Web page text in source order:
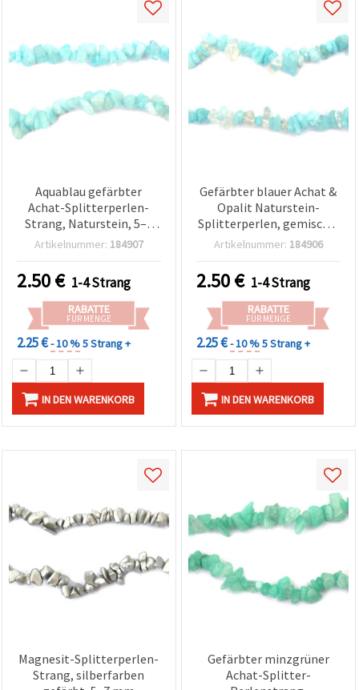
Aquablau gefärbter
Achat-Splitterperlen-
Strang, Naturstein, 5–7
mm, ca. 85 cm
Artikelnummer: 184907
2.50€ 1-4 Strang
RABATTE
FÜR MENGE
2.25 €- 10 %5 Strang +
IN DEN WARENKORB
Gefärbter blauer Achat &
Opalit Naturstein-
Splitterperlen, gemischt,
5–7 mm, ca. 85 cm
Artikelnummer: 184906
2.50€ 1-4 Strang
RABATTE
FÜR MENGE
2.25 €- 10 %5 Strang +
IN DEN WARENKORB
Magnesit-Splitterperlen-
Strang, silberfarben
Gefärbter minzgrüner
Achat-Splitter-